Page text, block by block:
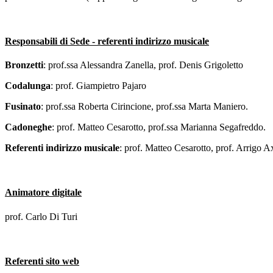
Responsabili di Sede - referenti indirizzo musicale
Bronzetti: prof.ssa Alessandra Zanella, prof. Denis Grigoletto
Codalunga: prof. Giampietro Pajaro
Fusinato: prof.ssa Roberta Cirincione, prof.ssa Marta Maniero.
Cadoneghe: prof. Matteo Cesarotto, prof.ssa Marianna Segafreddo.
Referenti indirizzo musicale: prof. Matteo Cesarotto, prof. Arrigo
Animatore digitale
prof. Carlo Di Turi
Referenti sito web